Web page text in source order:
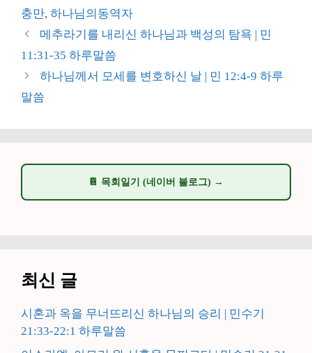
리
그
충만, 하나님의동역자
메추라기를 내리신 하나님과 백성의 탐욕 | 민
11:31-35 하루말씀
하나님께서 모세를 변호하신 날 | 민 12:4-9 하루
말씀
📔 목회일기 (네이버 블로그) →
최신 글
시혼과 옥을 무너뜨리신 하나님의 승리 | 민수기
21:33-22:1 하루말씀